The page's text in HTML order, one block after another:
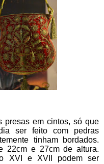
ser feito com pedras
tinham bordados.
22cm e 27cm de altura.
XVI e XVII podem ser